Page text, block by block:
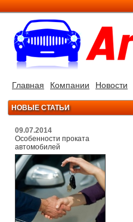
Главная Компании Новости
НОВЫЕ СТАТЬИ
09.07.2014
Особенности проката
автомобилей